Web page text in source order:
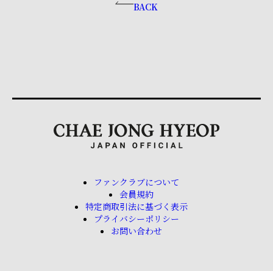
BACK
ファンクラブについて
会員規約
特定商取引法に基づく表示
プライバシーポリシー
お問い合わせ